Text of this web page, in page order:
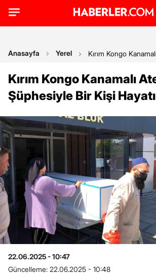
Anasayfa Yerel Kırım Kongo
Kırım Kongo Kanamalı
Şüphesiyle Bir Kişi
22.06.2025 - 10:47
Güncelleme: 22.06.2025 - 10:48